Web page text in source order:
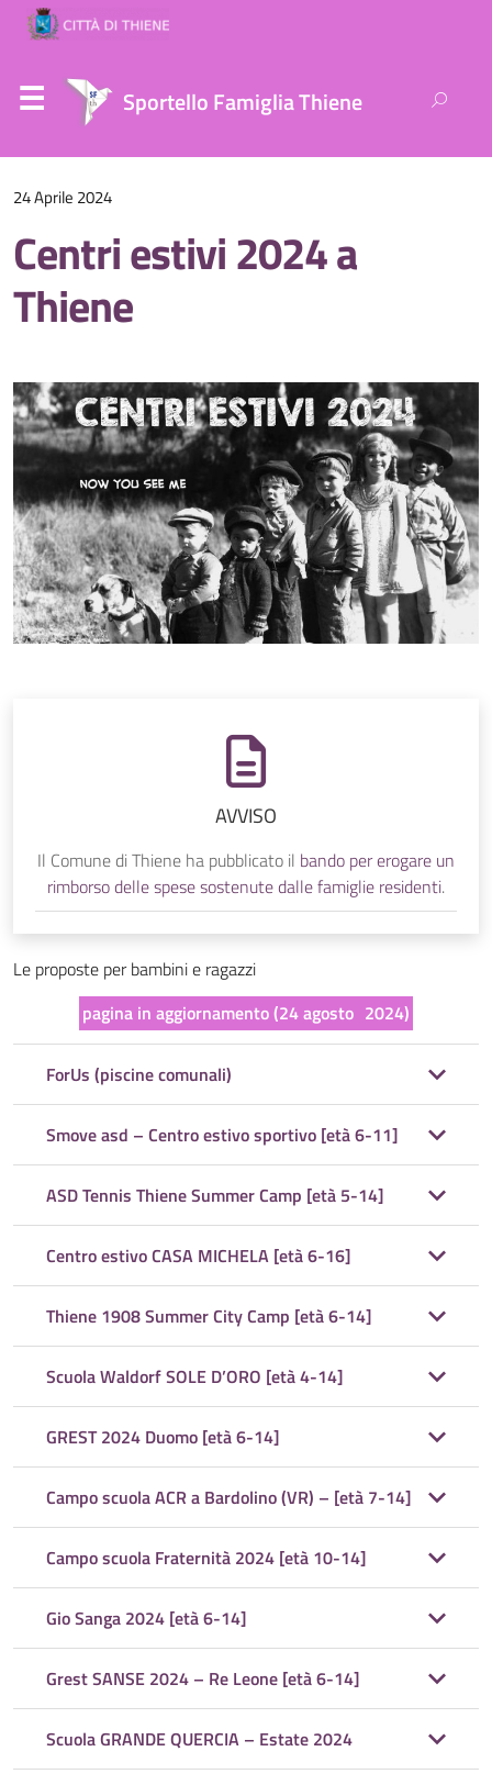
Sportello Famiglia Thiene
per:
24 Aprile 2024
Centri estivi 2024 a
Thiene
AVVISO
Il Comune di Thiene ha pubblicato il bando per erogare un
rimborso delle spese sostenute dalle famiglie residenti.
Le proposte per bambini e ragazzi
pagina in aggiornamento (24 agosto 2024)
ForUs (piscine comunali)
Smove asd – Centro estivo sportivo [età 6-11]
ASD Tennis Thiene Summer Camp [età 5-14]
Centro estivo CASA MICHELA [età 6-16]
Thiene 1908 Summer City Camp [età 6-14]
Scuola Waldorf SOLE D’ORO [età 4-14]
GREST 2024 Duomo [età 6-14]
Campo scuola ACR a Bardolino (VR) – [età 7-14]
Campo scuola Fraternità 2024 [età 10-14]
Gio Sanga 2024 [età 6-14]
Grest SANSE 2024 – Re Leone [età 6-14]
Scuola GRANDE QUERCIA – Estate 2024